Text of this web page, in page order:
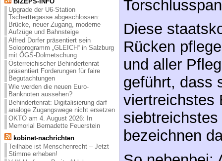
Upgrade der U6-Station
Tscherttegasse abgeschlossen:
Brücke, neuer Zugang, moderne
Aufzüge und Bahnsteige
Alfred Dorfer präsentiert sein
Soloprogramm „GLEICH“ in Salzburg
mit ÖGS-Dolmetschung
Österreichischer Behindertenrat
präsentiert Forderungen für faire
Begutachtungen
Wie werden die neuen Euro-
Banknoten aussehen?
Behindertenrat: Digitalisierung darf
analoge Zugangswege nicht ersetzen
OKTO am 4. August 2026: In
Memorial Bernadette Feuerstein
kobinet-nachrichten
Teilhabe ist Menschenrecht – Jetzt
Stimme erheben!
Diese
Rücken
und aller
geführt, dass
viertreichstes
bezeichnen